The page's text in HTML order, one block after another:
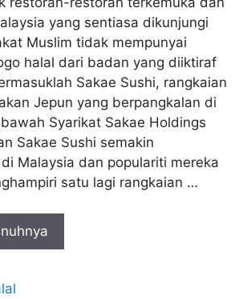
yang sentiasa dikunjungi
Muslim tidak mempunyai
halal dari badan yang diiktiraf
Sakae Sushi, rangkaian
Jepun yang berpangkalan di
Syarikat Sakae Holdings
Sakae Sushi semakin
Malaysia dan populariti mereka
satu lagi rangkaian …